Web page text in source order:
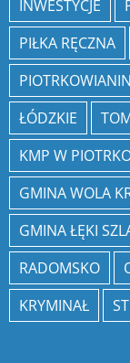
INWESTYCJE
PIŁKA RĘCZNA
PIOTRKOWIANIN
ŁÓDZKIE
KMP W
GMINA WOLA
GMINA ŁĘKI
RADOMSKO
KRYMINAŁ